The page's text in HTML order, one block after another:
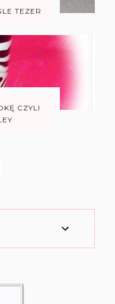
TEZER
CZYLI